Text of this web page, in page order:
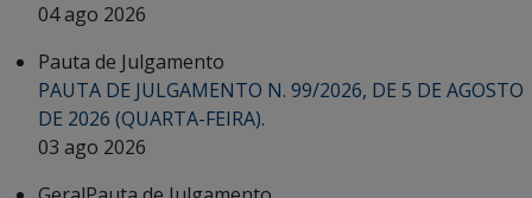
04 ago 2026
Pauta de Julgamento
PAUTA DE JULGAMENTO N. 99/2026, DE 5 DE AGOSTO
DE 2026 (QUARTA-FEIRA).
03 ago 2026